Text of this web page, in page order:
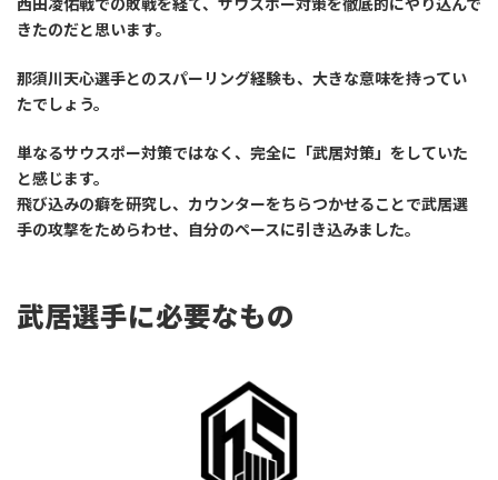
きたのだと思います。
那須川天心選手とのスパーリング経験も、大きな意味を持ってい
たでしょう。
単なるサウスポー対策ではなく、完全に「武居対策」をしていた
と感じます。
飛び込みの癖を研究し、カウンターをちらつかせることで武居選
手の攻撃をためらわせ、自分のペースに引き込みました。
武居選手に必要なもの